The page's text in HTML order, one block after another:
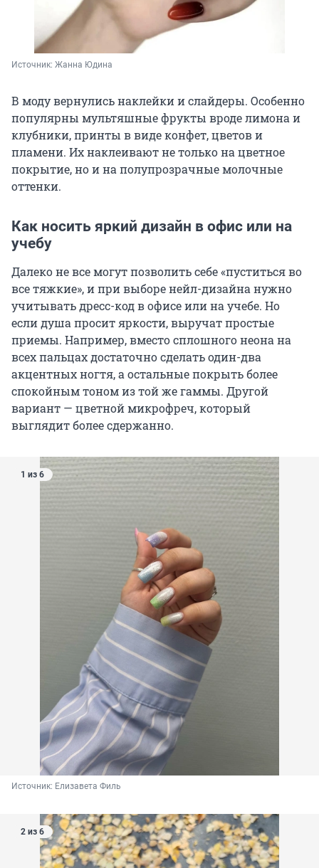
Источник: Жанна Юдина
В моду вернулись наклейки и слайдеры. Особенно
популярны мультяшные фрукты вроде лимона и
клубники, принты в виде конфет, цветов и
пламени. Их наклеивают не только на цветное
покрытие, но и на полупрозрачные молочные
оттенки.
Как носить яркий дизайн в офис или на
учебу
Далеко не все могут позволить себе «пуститься во
все тяжкие», и при выборе нейл-дизайна нужно
учитывать дресс-код в офисе или на учебе. Но
если душа просит яркости, выручат простые
приемы. Например, вместо сплошного неона на
всех пальцах достаточно сделать один-два
акцентных ногтя, а остальные покрыть более
спокойным тоном из той же гаммы. Другой
вариант — цветной микрофреч, который
выглядит более сдержанно.
1 из 6
Источник: Елизавета Филь
2 из 6